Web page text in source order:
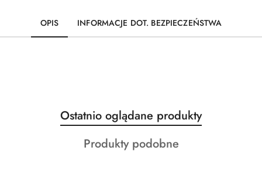
OPIS INFORMACJE DOT. BEZPIECZEŃSTWA
Pomiń karuzelę produktów
Produkty
o
statusie:
Ostatnio oglądane produkty
Produkty
Produkty podobne